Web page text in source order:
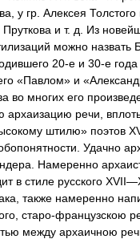
у гр. Алексея Толстого
и т. д. Из
можно назвать
20-е и 30-е года
«Павлом» и
во многих его
архаизацию речи,
штилю» поэтов
Удачно
Намеренно
в стиле русского
также намеренно
старо-французскою
между архаичною